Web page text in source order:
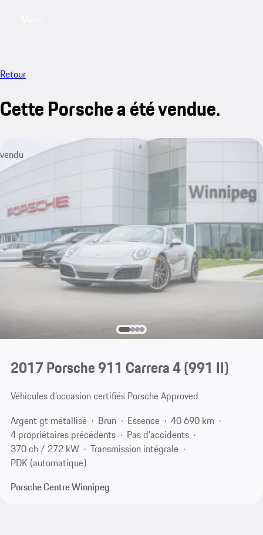
Retour
Cette Porsche a été vendue.
vendu
2017 Porsche 911 Carrera 4(991 II)
Véhicules d’occasion certifiés Porsche Approved
Argent gt métallisé
Brun Essence
40 690 km
4 propriétaires précédents
Pas d'accidents
370 ch / 272 kW
Transmission intégrale
PDK (automatique)
Porsche Centre Winnipeg